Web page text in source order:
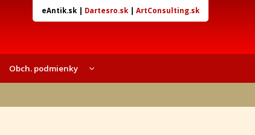
eAntik.sk| Dartesro.sk| ArtConsulting.sk
Obch. podmienky